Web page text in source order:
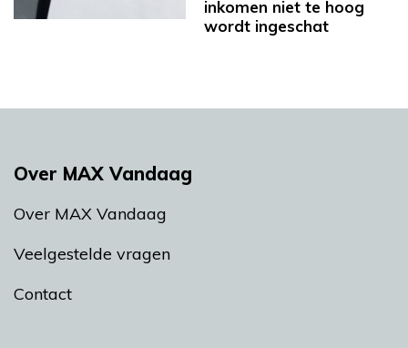
inkomen niet te hoog
wordt ingeschat
Over MAX Vandaag
Over MAX Vandaag
Veelgestelde vragen
Contact